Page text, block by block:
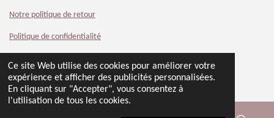
Ce site Web utilise des cookies pour améliorer votre
expérience et afficher des publicités personnalisées.
En cliquant sur "Accepter", vous consentez à
l'utilisation de tous les cookies.
Notre politique de retour
Politique de confidentialité
© 2024 - 2026 Beauty 4 You
Propulsé parWebador